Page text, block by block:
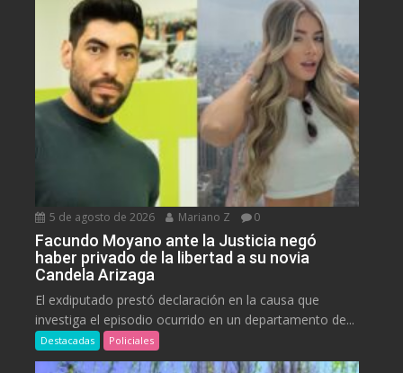
5 de agosto de 2026 Mariano Z 0
Facundo Moyano ante la Justicia negó
haber privado de la libertad a su novia
Candela Arizaga
El exdiputado prestó declaración en la causa que
investiga el episodio ocurrido en un departamento de...
Destacadas Policiales